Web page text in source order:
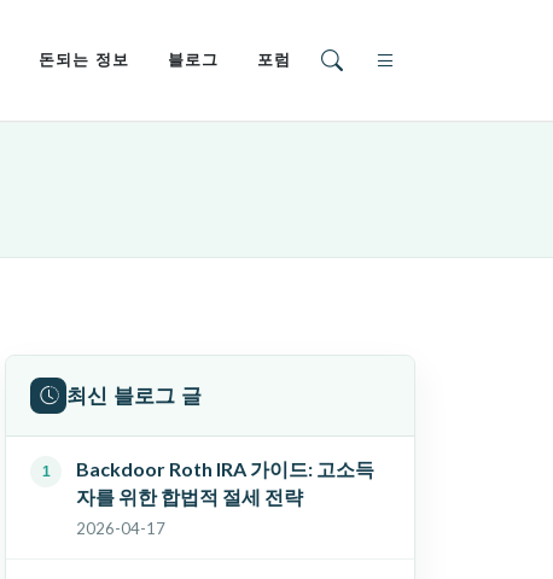
돈되는 정보 블로그 포럼
최신 블로그 글
Backdoor Roth IRA 가이드: 고소득
자를 위한 합법적 절세 전략
2026-04-17